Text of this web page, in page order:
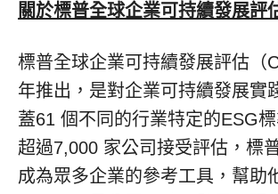
關於標普全球企業可持續發展評
標普全球企業可持續發展評估（
年推出，是對企業可持續發展實
蓋61 個不同的行業特定的ESG
超過7,000 家公司接受評估，標
成為眾多企業的參考工具，幫助